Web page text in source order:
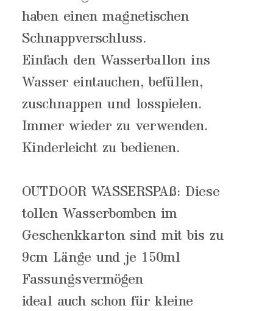
haben einen magnetischen
Schnappverschluss.
Einfach den Wasserballon ins
Wasser eintauchen, befüllen,
zuschnappen und losspielen.
Immer wieder zu verwenden.
Kinderleicht zu bedienen.
OUTDOOR WASSERSPAß: Diese
tollen Wasserbomben im
Geschenkkarton sind mit bis zu
9cm Länge und je 150ml
Fassungsvermögen
ideal auch schon für kleine